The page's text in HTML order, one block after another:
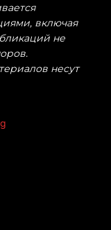
включая
не
несут